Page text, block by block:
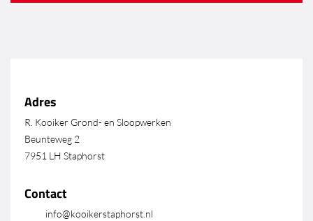
Adres
R. Kooiker Grond- en Sloopwerken
Beunteweg 2
7951 LH Staphorst
Contact
info@kooikerstaphorst.nl